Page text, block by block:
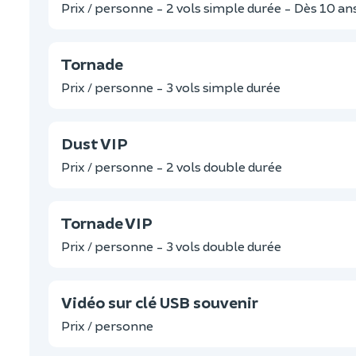
Prix / personne - 2 vols simple durée - Dès 10
Tornade
Prix / personne - 3 vols simple durée
Dust VIP
Prix / personne - 2 vols double durée
Tornade VIP
Prix / personne - 3 vols double durée
Vidéo sur clé USB souvenir
Prix / personne